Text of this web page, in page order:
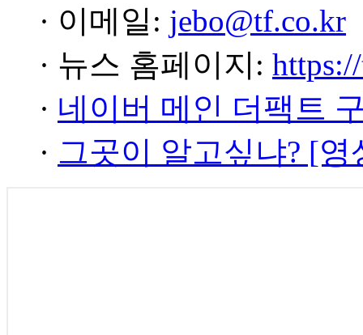
· 이메일: jebo@tf.co.kr
· 뉴스 홈페이지:
· 네이버 메인 더팩트
· 그곳이 알고싶냐? [